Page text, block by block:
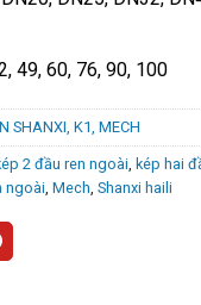
49, 60, 76, 90, 100
SHANXI, K1, MECH
2 đầu ren ngoài, kép hai
ngoài, Mech, Shanxi haili